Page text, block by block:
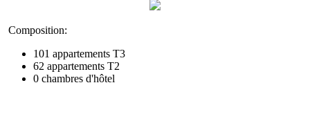
Composition:
101 appartements T3
62 appartements T2
0 chambres d'hôtel